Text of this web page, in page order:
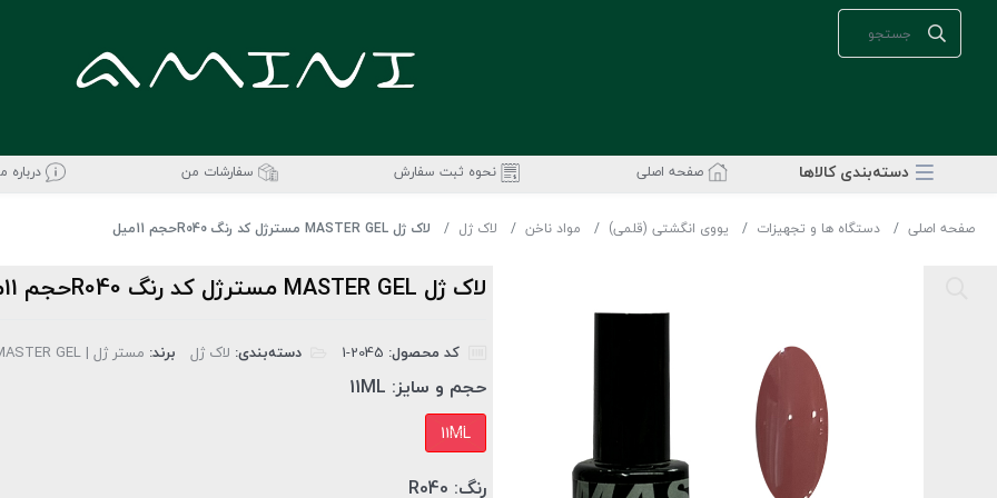
دسته‌بندی‌ کالاها صفحه اصلی نحوه ثبت سفارش سفارشات من درباره
صفحه اصلی دستگاه ها و تجهیزات یووی انگشتی (قلمی) مواد ناخن لاک ژل لاک ژل MASTER GEL مسترژل کد رنگ R040حجم 11میل
لاک ژل MASTER GEL مسترژل کد رنگ R040حجم 11میل
کد محصول: دسته‌بندی: لاک ژل برند: مستر ژل | MASTER GEL
حجم و سایز: 11ML
11ML
رنگ: R040